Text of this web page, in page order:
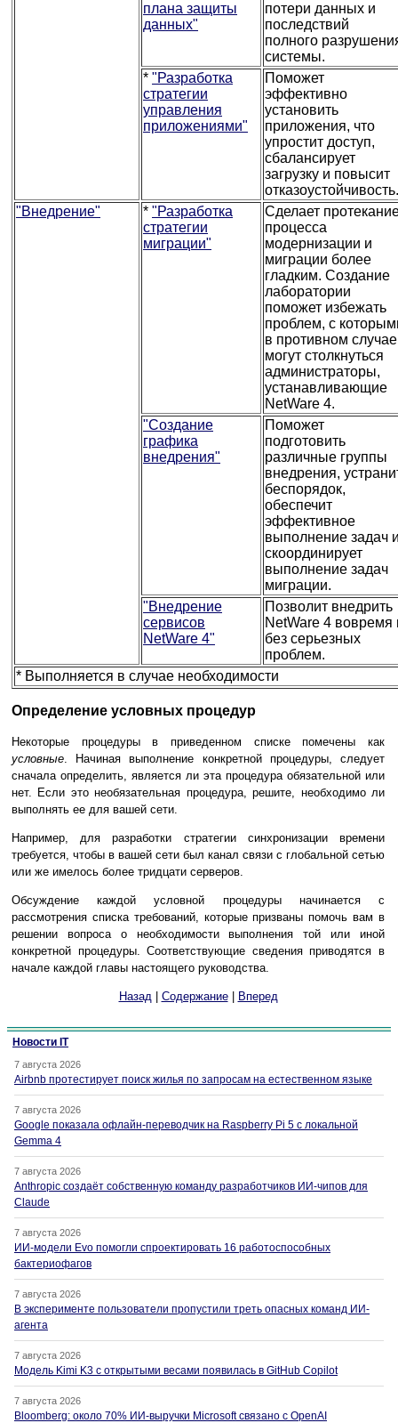
плана защиты
данных"
потери данных и
последствий
полного
системы.
* "Разработка
стратегии
управления
приложениями"
Поможет
эффективно
установить
приложения, что
упростит доступ,
сбалансирует
загрузку и повысит
отказоустойчивость.
"Внедрение"
* "Разработка
стратегии
миграции"
Сделает
процесса
модернизации и
миграции более
гладким. Создание
лаборатории
поможет избежать
проблем, с
в противном случае
могут столкнуться
администраторы,
устанавливающие
NetWare 4.
"Создание
графика
внедрения"
Поможет
подготовить
различные группы
внедрения,
беспорядок,
обеспечит
эффективное
выполнение задач
скоординирует
выполнение задач
миграции.
"Внедрение
сервисов
NetWare 4"
Позволит внедрить
NetWare 4 вовремя
без серьезных
проблем.
* Выполняется в случае необходимости
Определение условных процедур
Некоторые процедуры в приведенном списке помечены как
условные . Начиная выполнение конкретной процедуры, следует
сначала определить, является ли эта процедура обязательной или
нет. Если это необязательная процедура, решите, необходимо ли
выполнять ее для вашей сети.
Например, для разработки стратегии синхронизации времени
требуется, чтобы в вашей сети был канал связи с глобальной сетью
или же имелось более тридцати серверов.
Обсуждение каждой условной процедуры начинается с
рассмотрения списка требований, которые призваны помочь вам в
решении вопроса о необходимости выполнения той или иной
конкретной процедуры. Соответствующие сведения приводятся в
начале каждой главы настоящего руководства.
Назад | Содержание| Вперед
Новости IT
7 августа 2026
Airbnb протестирует поиск жилья по запросам на естественном языке
7 августа 2026
Google показала офлайн-переводчик на Raspberry Pi 5 с локальной
Gemma 4
7 августа 2026
Anthropic создаёт собственную команду разработчиков ИИ-чипов для
Claude
7 августа 2026
ИИ-модели Evo помогли спроектировать 16 работоспособных
бактериофагов
7 августа 2026
В эксперименте пользователи пропустили треть опасных команд ИИ-
агента
7 августа 2026
Модель Kimi K3 с открытыми весами появилась в GitHub Copilot
7 августа 2026
Bloomberg: около 70% ИИ-выручки Microsoft связано с OpenAI